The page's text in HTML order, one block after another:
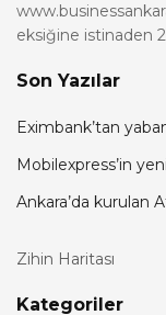
eksiğine istinaden
Son Yazılar
Eximbank’tan
Mobilexpress’in
Ankara’da kurulan
Zihin Haritası
Kategoriler